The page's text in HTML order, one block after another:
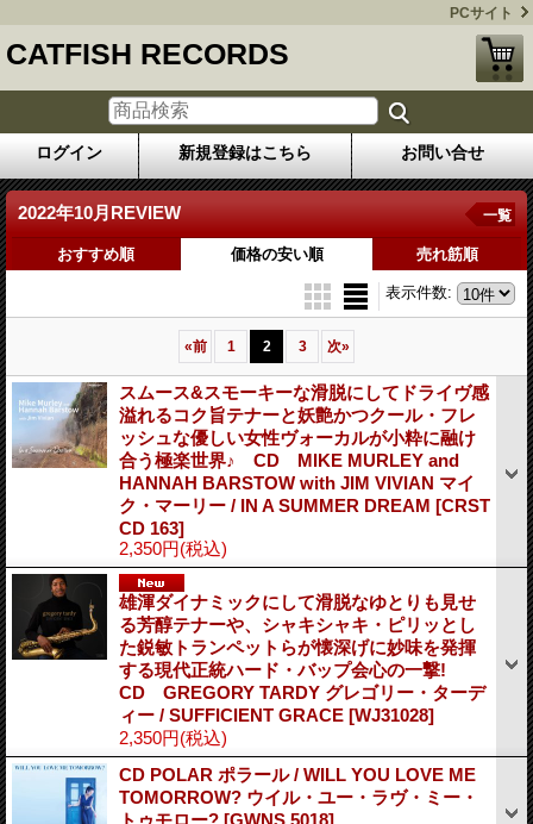
PCサイト
CATFISH RECORDS
ログイン 新規登録はこちら お問い合せ
2022年10月REVIEW 一覧
おすすめ順 価格の安い順 売れ筋順
表示件数:
«前 1 2 3 次»
スムース&スモーキーな滑脱にしてドライヴ感
溢れるコク旨テナーと妖艶かつクール・フレ
ッシュな優しい女性ヴォーカルが小粋に融け
合う極楽世界♪ CD MIKE MURLEY and
HANNAH BARSTOW with JIM VIVIAN マイ
ク・マーリー / IN A SUMMER DREAM [CRST
CD 163]
2,350円(税込)
雄渾ダイナミックにして滑脱なゆとりも見せ
る芳醇テナーや、シャキシャキ・ピリッとし
た鋭敏トランペットらが懐深げに妙味を発揮
する現代正統ハード・バップ会心の一撃!
CD GREGORY TARDY グレゴリー・ターデ
ィー / SUFFICIENT GRACE [WJ31028]
2,350円(税込)
CD POLAR ポラール / WILL YOU LOVE ME
TOMORROW? ウイル・ユー・ラヴ・ミー・
トゥモロー? [GWNS 5018]